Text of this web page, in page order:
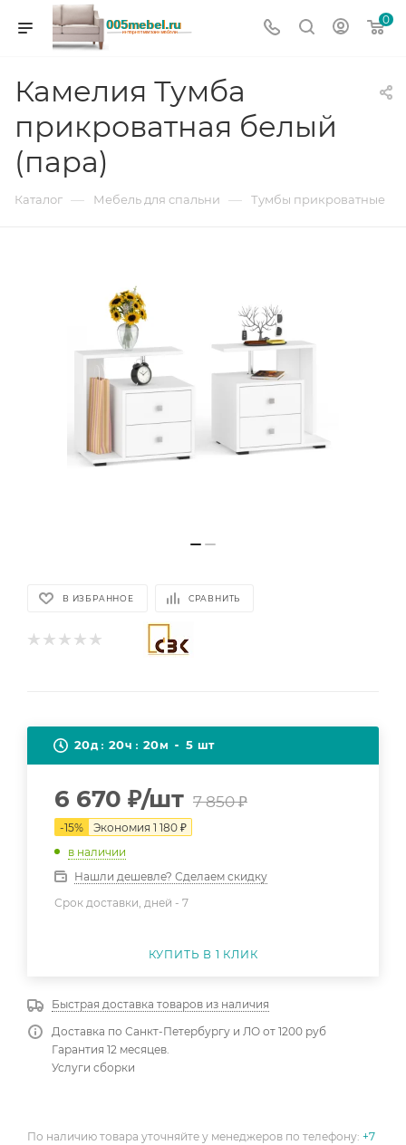
0
Камелия Тумба
прикроватная белый
(пара)
Каталог — Мебель для спальни — Тумбы прикроватные
В ИЗБРАННОЕ СРАВНИТЬ
20д 20ч 20м 5 шт
6 670 ₽/шт 7 850₽
-15% Экономия 1 180 ₽
в наличии
Нашли дешевле? Сделаем скидку
Срок доставки, дней - 7
КУПИТЬ В 1 КЛИК
Быстрая доставка товаров из наличия
Доставка по Санкт-Петербургу и ЛО от 1200 руб
Гарантия 12 месяцев.
Услуги сборки
По наличию товара уточняйте у менеджеров по телефону: +7